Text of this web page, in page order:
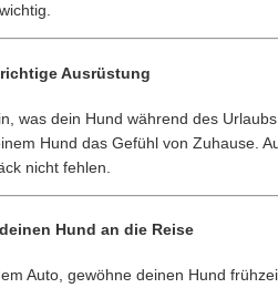
Ausrüstung
was dein Hund während des
Hund das Gefühl von Zuhause.
nicht fehlen.
Hund an die Reise
Auto, gewöhne deinen Hund